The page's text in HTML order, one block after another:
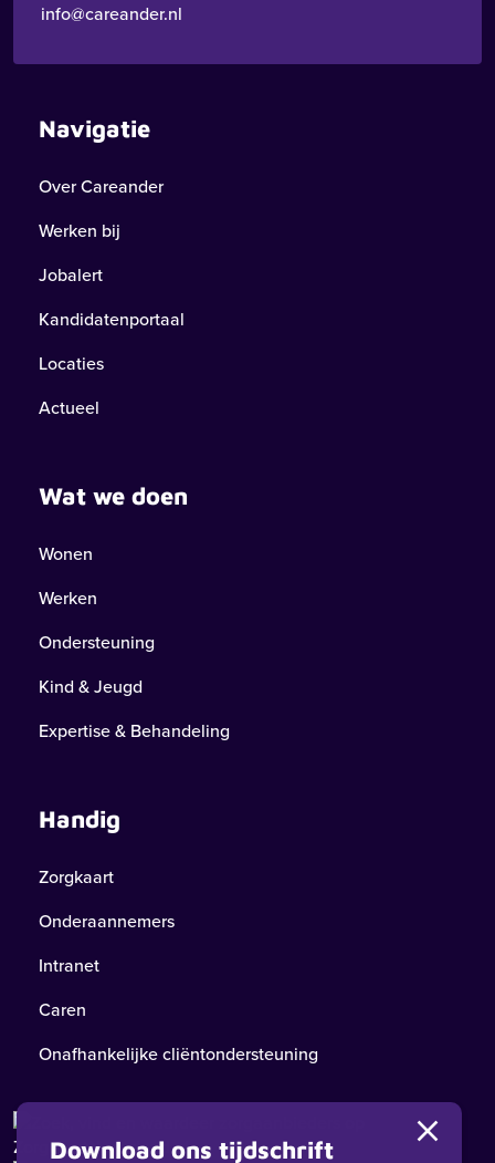
info@careander.nl
Navigatie
Over Careander
Werken bij
Jobalert
Kandidatenportaal
Locaties
Actueel
Wat we doen
Wonen
Werken
Ondersteuning
Kind & Jeugd
Expertise & Behandeling
Handig
Zorgkaart
Onderaannemers
Intranet
Caren
Onafhankelijke cliëntondersteuning
Download ons tijdschrift